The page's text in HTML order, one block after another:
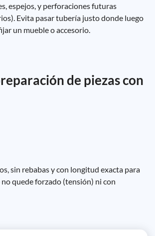
espejos, y perforaciones futuras
Evita pasar tubería justo donde luego
un mueble o accesorio.
de piezas con
sin rebabas y con longitud exacta para
quede forzado (tensión) ni con